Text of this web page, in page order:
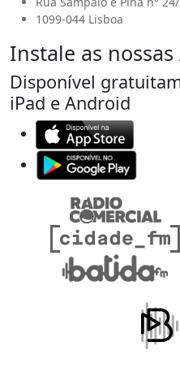
1099-044 Lisboa
Instale as nossas
Disponível
iPad e Android